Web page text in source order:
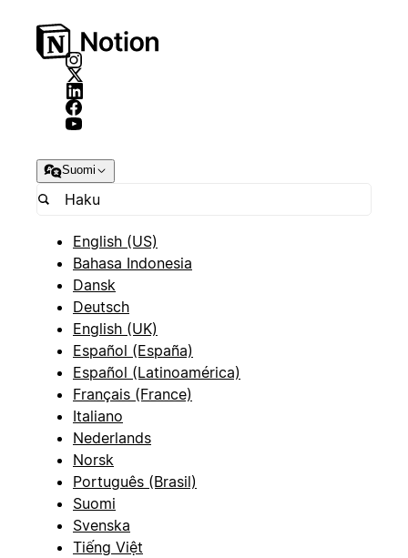
Suomi
English (US)
Bahasa Indonesia
Dansk
Deutsch
English (UK)
Español (España)
Español (Latinoamérica)
Français (France)
Italiano
Nederlands
Norsk
Português (Brasil)
Suomi
Svenska
Tiếng Việt